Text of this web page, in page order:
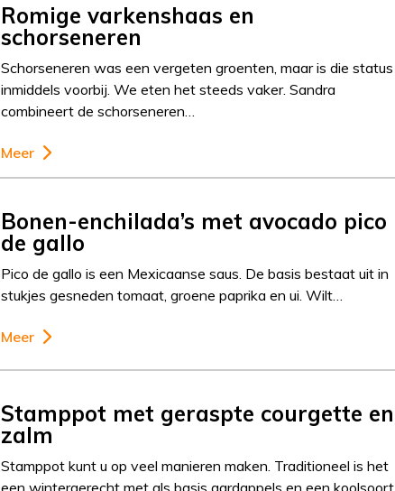
Romige varkenshaas en
schorseneren
Schorseneren was een vergeten groenten, maar is die status
inmiddels voorbij. We eten het steeds vaker. Sandra
combineert de schorseneren…
Meer
Bonen-enchilada’s met avocado pico
de gallo
Pico de gallo is een Mexicaanse saus. De basis bestaat uit in
stukjes gesneden tomaat, groene paprika en ui. Wilt…
Meer
Stamppot met geraspte courgette en
zalm
Stamppot kunt u op veel manieren maken. Traditioneel is het
een wintergerecht met als basis aardappels en een koolsoort.